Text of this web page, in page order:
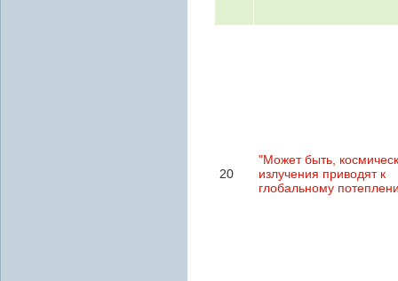
20
"Может быть,
излучения приводят к
глобальному